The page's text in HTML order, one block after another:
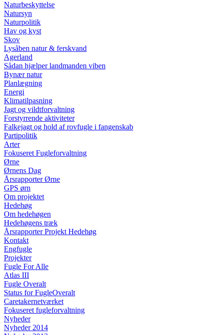
Naturbeskyttelse
Natursyn
Naturpolitik
Hav og kyst
Skov
Lysåben natur & ferskvand
Agerland
Sådan hjælper landmanden viben
Bynær natur
Planlægning
Energi
Klimatilpasning
Jagt og vildtforvaltning
Forstyrrende aktiviteter
Falkejagt og hold af rovfugle i fangenskab
Partipolitik
Arter
Fokuseret Fugleforvaltning
Ørne
Ørnens Dag
Årsrapporter Ørne
GPS ørn
Om projektet
Hedehøg
Om hedehøgen
Hedehøgens træk
Årsrapporter Projekt Hedehøg
Kontakt
Engfugle
Projekter
Fugle For Alle
Atlas III
Fugle Overalt
Status for FugleOveralt
Caretakernetværket
Fokuseret fugleforvaltning
Nyheder
Nyheder 2014